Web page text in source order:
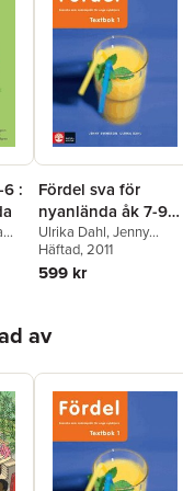
:
Fördel sva för
nyanlända åk 7-9
Textbok 1
Ulrika Dahl,Jenny
Svensson
Häftad, 2011
599 kr
av